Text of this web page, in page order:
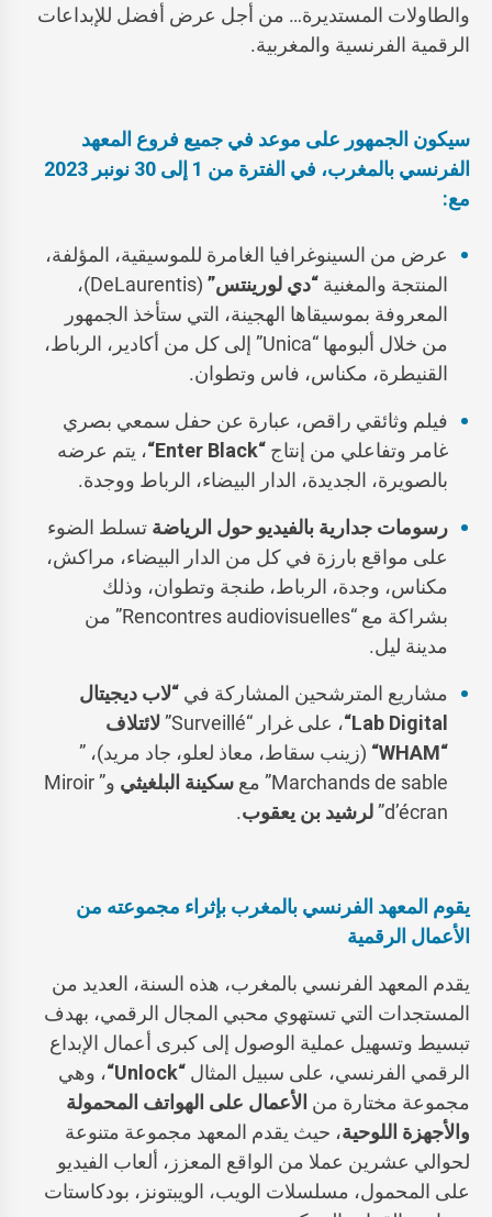
والطاولات المستديرة… من أجل عرض أفضل للإبداعات
الرقمية الفرنسية والمغربية.
سيكون الجمهور على موعد في جميع فروع المعهد
الفرنسي بالمغرب، في الفترة من 1 إلى 30 نونبر 2023
مع:
عرض من السينوغرافيا الغامرة للموسيقية، المؤلفة،
المنتجة والمغنية “دي لورينتس”
(DeLaurentis)،
المعروفة بموسيقاها الهجينة، التي ستأخذ الجمهور
من خلال ألبومها “Unica” إلى كل من أكادير، الرباط،
القنيطرة، مكناس، فاس وتطوان.
فيلم وثائقي راقص، عبارة عن حفل سمعي بصري
غامر وتفاعلي من إنتاج “
Enter Black
“، يتم عرضه
بالصويرة، الجديدة، الدار البيضاء، الرباط ووجدة.
رسومات جدارية بالفيديو حول الرياضة تسلط الضوء
على مواقع بارزة في كل من الدار البيضاء، مراكش،
مكناس، وجدة، الرباط، طنجة وتطوان، وذلك
بشراكة مع “Rencontres audiovisuelles” من
مدينة ليل.
مشاريع المترشحين المشاركة في “لاب ديجيتال
Lab Digital
“، على غرار “Surveillé”
لائتلاف
“
WHAM
“ (زينب سقاط، معاذ لعلو، جاد مريد)، ”
Marchands de sable” مع
سكينة البلغيثي
و” Miroir
d’écran” لرشيد بن يعقوب.
يقوم المعهد الفرنسي بالمغرب بإثراء مجموعته من
الأعمال الرقمية
يقدم المعهد الفرنسي بالمغرب، هذه السنة، العديد من
المستجدات التي تستهوي محبي المجال الرقمي، بهدف
تبسيط وتسهيل عملية الوصول إلى كبرى أعمال الإبداع
الرقمي الفرنسي، على سبيل المثال “
Unlock
“، وهي
مجموعة مختارة من الأعمال على الهواتف المحمولة
والأجهزة اللوحية، حيث يقدم المعهد مجموعة متنوعة
لحوالي عشرين عملا من الواقع المعزز، ألعاب الفيديو
على المحمول، مسلسلات الويب، الويبتونز، بودكاستات